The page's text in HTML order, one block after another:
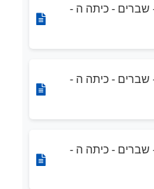
שברים - כיתה ה -
שברים - כיתה ה -
שברים - כיתה ה -